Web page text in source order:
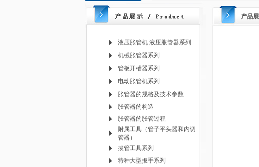
液压胀管机 液压胀管器系列
机械胀管器系列
管板开槽器系列
电动胀管机系列
胀管器的规格及技术参数
胀管器的构造
胀管器的胀管过程
附属工具（管子平头器和内切
管器）
拔管工具系列
特种大型扳手系列
产品